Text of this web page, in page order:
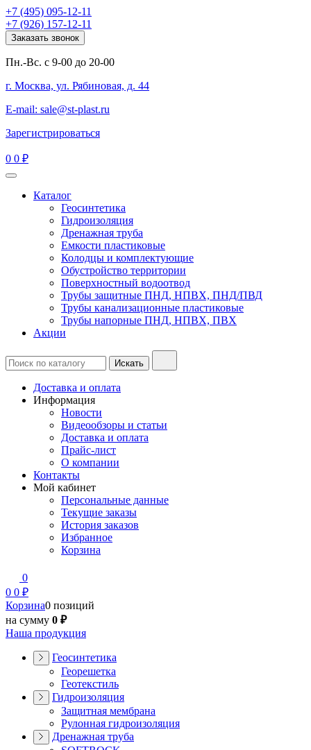
+7 (495) 095-12-11
+7 (926) 157-12-11
Заказать звонок
Пн.-Вс. с 9-00 до 20-00
г. Москва, ул. Рябиновая, д. 44
E-mail: sale@st-plast.ru
Зарегистрироваться
0 0 ₽
Каталог
Геосинтетика
Гидроизоляция
Дренажная труба
Емкости пластиковые
Колодцы и комплектующие
Обустройство территории
Поверхностный водоотвод
Трубы защитные ПНД, НПВХ, ПНД/ПВД
Трубы канализационные пластиковые
Трубы напорные ПНД, НПВХ, ПВХ
Акции
Доставка и оплата
Информация
Новости
Видеообзоры и статьи
Доставка и оплата
Прайс-лист
О компании
Контакты
Мой кабинет
Персональные данные
Текущие заказы
История заказов
Избранное
Корзина
0
0 0 ₽
Корзина0 позиций
на сумму 0 ₽
Наша продукция
Геосинтетика
Георешетка
Геотекстиль
Гидроизоляция
Защитная мембрана
Рулонная гидроизоляция
Дренажная труба